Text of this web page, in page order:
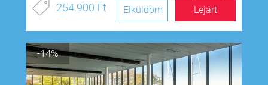
254.900 Ft Lejárt
Elküldöm
-14%